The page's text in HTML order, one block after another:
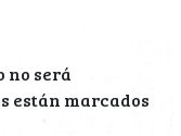
no será
están marcados